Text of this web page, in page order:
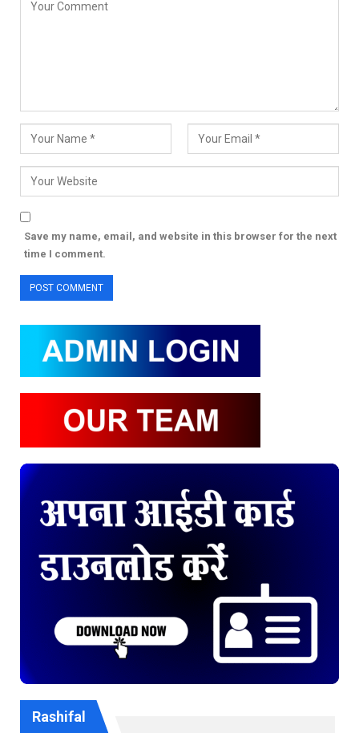
Save my name, email, and website in this browser for the next
time I comment.
Rashifal